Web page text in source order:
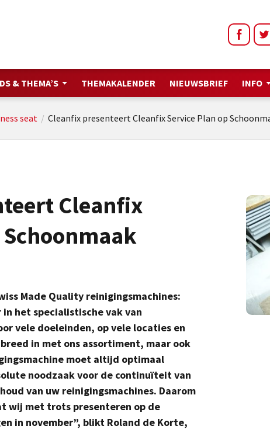
& THEMA’S THEMAKALENDER NIEUWSBRIEF INFO
seat / Cleanfix presenteert Cleanfix Service Plan op
Cleanfix
Made Quality reinigingsmachines:
het specialistische vak van
vele doeleinden, op vele locaties en
in met ons assortiment, maar ook
moet altijd optimaal
noodzaak voor de continuïteit van
van uw reinigingsmachines. Daarom
wij met trots presenteren op de
in november”, blikt Roland de Korte,